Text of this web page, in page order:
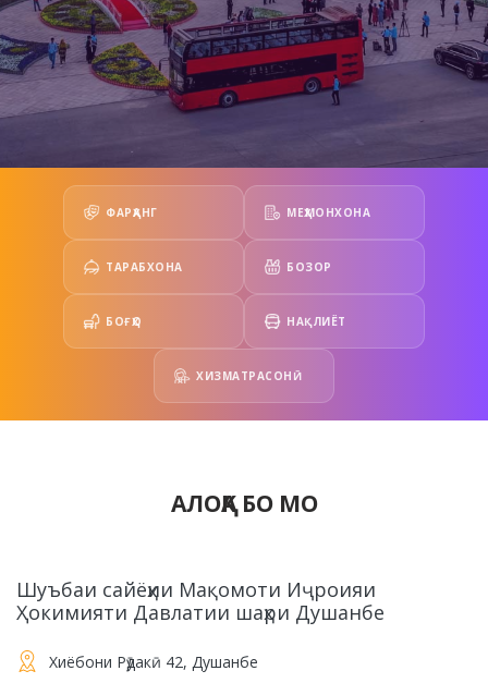
ФАРҲАНГ МЕҲМОНХОНА
ТАРАБХОНА БОЗОР
БОҒҲО НАҚЛИЁТ
ХИЗМАТРАСОНӢ
АЛОҚА БО МО
Шуъбаи сайёҳии Мақомоти Иҷроияи
Ҳокимияти Давлатии шаҳри Душанбе
Хиёбони Рӯдакӣ 42, Душанбе